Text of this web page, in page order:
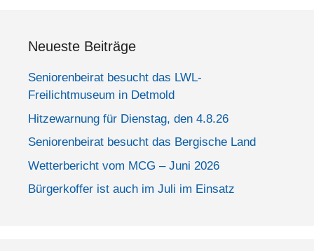
Neueste Beiträge
Seniorenbeirat besucht das LWL-
Freilichtmuseum in Detmold
Hitzewarnung für Dienstag, den 4.8.26
Seniorenbeirat besucht das Bergische Land
Wetterbericht vom MCG – Juni 2026
Bürgerkoffer ist auch im Juli im Einsatz